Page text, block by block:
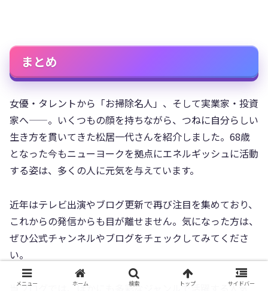
まとめ
女優・タレントから「お掃除名人」、そして実業家・投資
家へ——。いくつもの顔を持ちながら、つねに自分らしい
生き方を貫いてきた松居一代さんを紹介しました。68歳
となった今もニューヨークを拠点にエネルギッシュに活動
する姿は、多くの人に元気を与えています。
近年はテレビ出演やブログ更新で再び注目を集めており、
これからの発信からも目が離せません。気になった方は、
ぜひ公式チャンネルやブログをチェックしてみてくださ
い。
メニュー ホーム 検索 トップ サイドバー